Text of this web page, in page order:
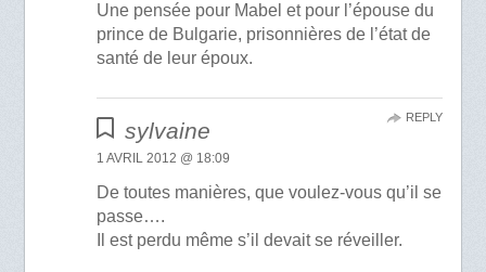
Une pensée pour Mabel et pour l’épouse du
prince de Bulgarie, prisonnières de l’état de
santé de leur époux.
sylvaine
1 AVRIL 2012 @ 18:09
De toutes manières, que voulez-vous qu’il se
passe….
Il est perdu même s’il devait se réveiller.
REPLY